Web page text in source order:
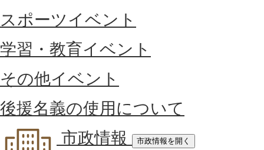
スポーツイベント
学習・教育イベント
その他イベント
後援名義の使用について
市政情報
市政情報を開く